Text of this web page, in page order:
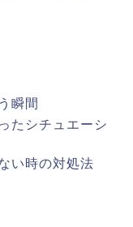
瞬間
たシチュエーシ
い時の対処法